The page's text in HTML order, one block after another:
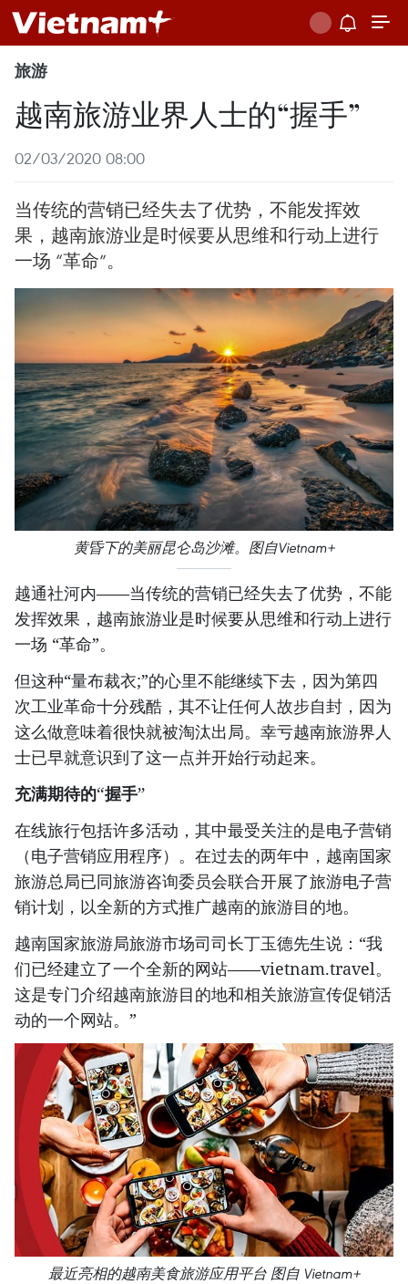
旅游
越南旅游业界人士的“握手”
02/03/2020 08:00
当传统的营销已经失去了优势，不能发挥效
果，越南旅游业是时候要从思维和行动上进行
一场 “革命”。
黄昏下的美丽昆仑岛沙滩。图自Vietnam+
越通社河内——当传统的营销已经失去了优势，不能
发挥效果，越南旅游业是时候要从思维和行动上进行
一场 “革命”。
但这种“量布裁衣;”的心里不能继续下去，因为第四
次工业革命十分残酷，其不让任何人故步自封，因为
这么做意味着很快就被淘汰出局。幸亏越南旅游界人
士已早就意识到了这一点并开始行动起来。
充满期待的“握手”
在线旅行包括许多活动，其中最受关注的是电子营销
（电子营销应用程序）。在过去的两年中，越南国家
旅游总局已同旅游咨询委员会联合开展了旅游电子营
销计划，以全新的方式推广越南的旅游目的地。
越南国家旅游局旅游市场司司长丁玉德先生说：“我
们已经建立了一个全新的网站——vietnam.travel。
这是专门介绍越南旅游目的地和相关旅游宣传促销活
动的一个网站。”
最近亮相的越南美食旅游应用平台 图自 Vietnam+